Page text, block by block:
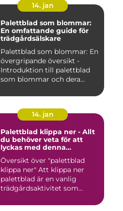
14. jan
Palettblad som blommar:
En omfattande guide för
trädgårdsälskare
Palettblad som blommar: En
övergripande översikt -
Introduktion till palettblad
som blommar och dera...
14. jan
Palettblad klippa ner - Allt
du behöver veta för att
lyckas med denna
populära trädgårdsaktivitet
Översikt över "palettblad
klippa ner" Att klippa ner
palettblad är en vanlig
trädgårdsaktivitet som...